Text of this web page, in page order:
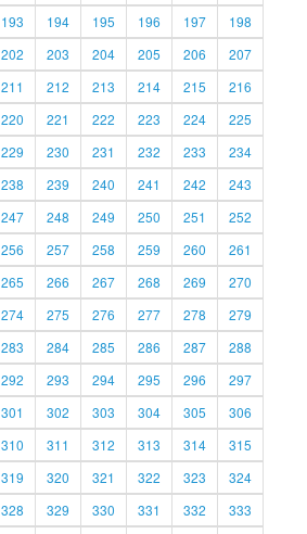
193 194 195 196 197
198
202 203 204 205 206
207
211 212 213 214 215
216
220 221 222 223 224
225
229 230 231 232 233
234
238 239 240 241 242
243
247 248 249 250 251
252
256 257 258 259 260
261
265 266 267 268 269
270
274 275 276 277 278
279
283 284 285 286 287
288
292 293 294 295 296
297
301 302 303 304 305
306
310 311 312 313 314
315
319 320 321 322 323
324
328 329 330 331 332
333